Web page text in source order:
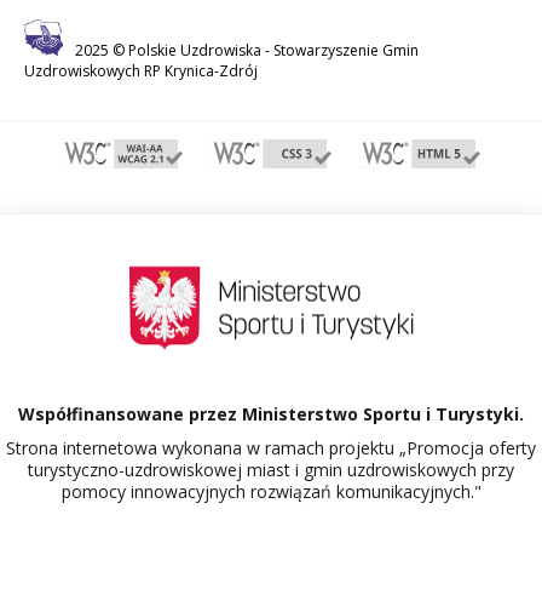
2025 © Polskie Uzdrowiska - Stowarzyszenie Gmin
Uzdrowiskowych RP Krynica-Zdrój
Współfinansowane przez Ministerstwo Sportu i Turystyki.
Strona internetowa wykonana w ramach projektu „Promocja oferty
turystyczno-uzdrowiskowej miast i gmin uzdrowiskowych przy
pomocy innowacyjnych rozwiązań komunikacyjnych."